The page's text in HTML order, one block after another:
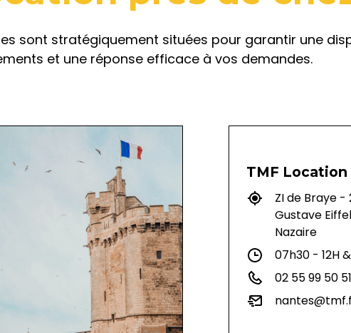
sont stratégiquement situées pour garantir une
et une réponse efficace à vos demandes.
TMF Location
ZI de Braye -
Gustave
Nazaire
07h30 - 12H
02 55 99 50 51